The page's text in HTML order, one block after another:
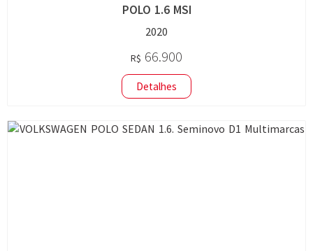
POLO 1.6 MSI
2020
R$ 66.900
Detalhes